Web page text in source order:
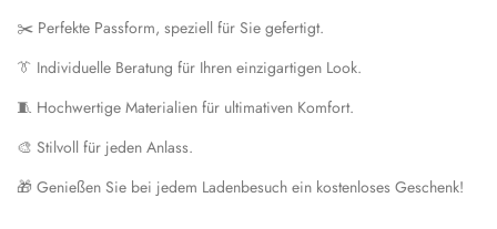
✂️ Perfekte Passform, speziell für Sie gefertigt.
👔 Individuelle Beratung für Ihren einzigartigen Look.
🧵 Hochwertige Materialien für ultimativen Komfort.
🎨 Stilvoll für jeden Anlass.
🎁 Genießen Sie bei jedem Ladenbesuch ein kostenloses Geschenk!